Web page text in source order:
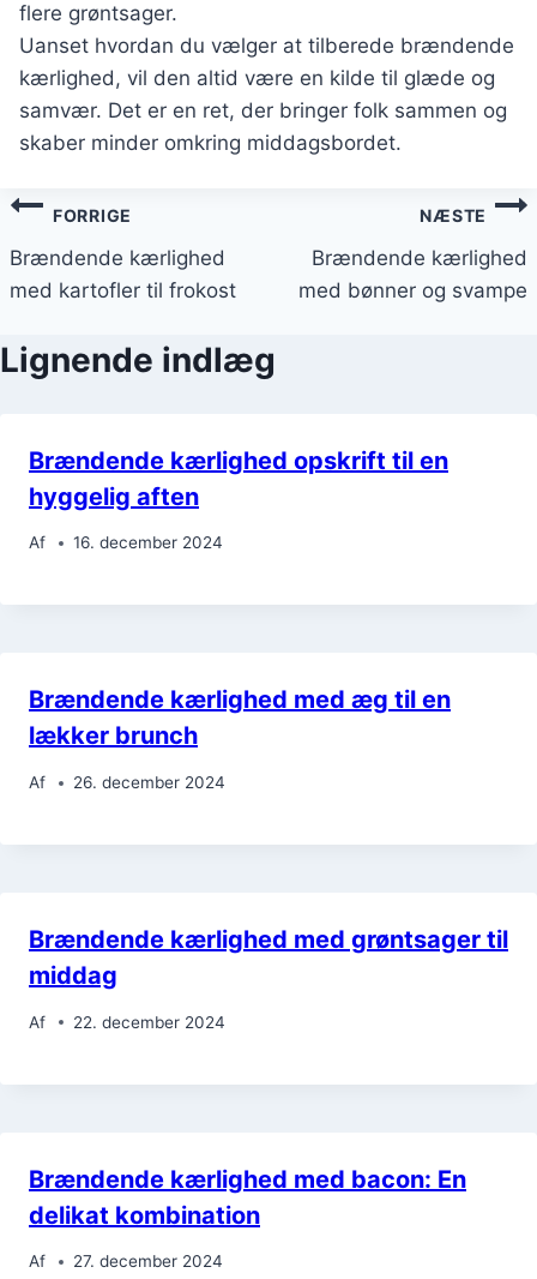
flere grøntsager.
Uanset hvordan du vælger at tilberede brændende
kærlighed, vil den altid være en kilde til glæde og
samvær. Det er en ret, der bringer folk sammen og
skaber minder omkring middagsbordet.
Indlægsnavigation
FORRIGE
Brændende kærlighed
med kartofler til frokost
NÆSTE
Brændende kærlighed
med bønner og svampe
Lignende indlæg
Brændende kærlighed opskrift til en
hyggelig aften
Af 16. december 2024
Brændende kærlighed med æg til en
lækker brunch
Af 26. december 2024
Brændende kærlighed med grøntsager til
middag
Af 22. december 2024
Brændende kærlighed med bacon: En
delikat kombination
Af 27. december 2024